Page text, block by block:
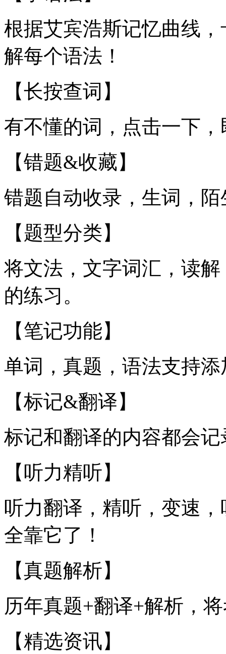
根据艾宾浩斯记忆曲线
解每个语法！
【长按查词】
有不懂的词，点击一下
【错题&收藏】
错题自动收录，生词，
【题型分类】
将文法，文字词汇，读
的练习。
【笔记功能】
单词，真题，语法支持
【标记&翻译】
标记和翻译的内容都会
【听力精听】
听力翻译，精听，变速
全靠它了！
【真题解析】
历年真题+翻译+解析，
【精选资讯】